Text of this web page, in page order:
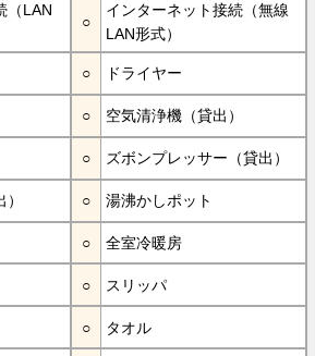
（LAN
インターネット接続（無線
LAN形式）
ドライヤー
空気清浄機（貸出）
ズボンプレッサー（貸出）
湯沸かしポット
全室冷暖房
スリッパ
タオル